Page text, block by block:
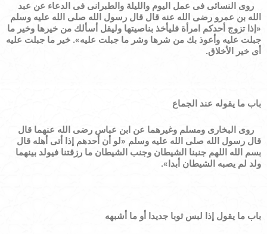
روى النسائى فى عمل اليوم والليلة والطبرانى فى الدعاء عن عبد
الله بن عمرو رضى الله عنه قال قال رسول الله صلى الله عليه وسلم
«إذا تزوج أحدكم امرأة فليأخذ بناصيتها وليقل أسألك من خيرها وخير ما
جبلت عليه وأعوذ بك من شرها وشر ما جبلت عليه». خير ما جبلت عليه
أى خير الأخلاق.
باب ما يقوله عند الجماع
روى البخارى ومسلم وغيرهما عن ابن عباس رضى الله عنهما قال
قال رسول الله صلى الله عليه وسلم «لو أن أحدهم إذا أتى أهله قال
بسم الله اللهم جنبنا الشيطان وجنب الشيطان ما رزقتنا فيولد بينهما
ولد لم يصبه الشيطان أبدا »
.
باب ما يقول إذا لبس ثوبا جديدا أو ما أشبهه